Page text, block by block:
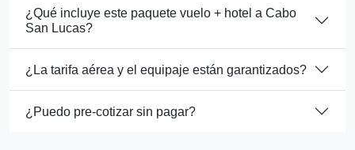
¿Qué incluye este paquete vuelo + hotel a Cabo
San Lucas?
¿La tarifa aérea y el equipaje están garantizados?
¿Puedo pre-cotizar sin pagar?